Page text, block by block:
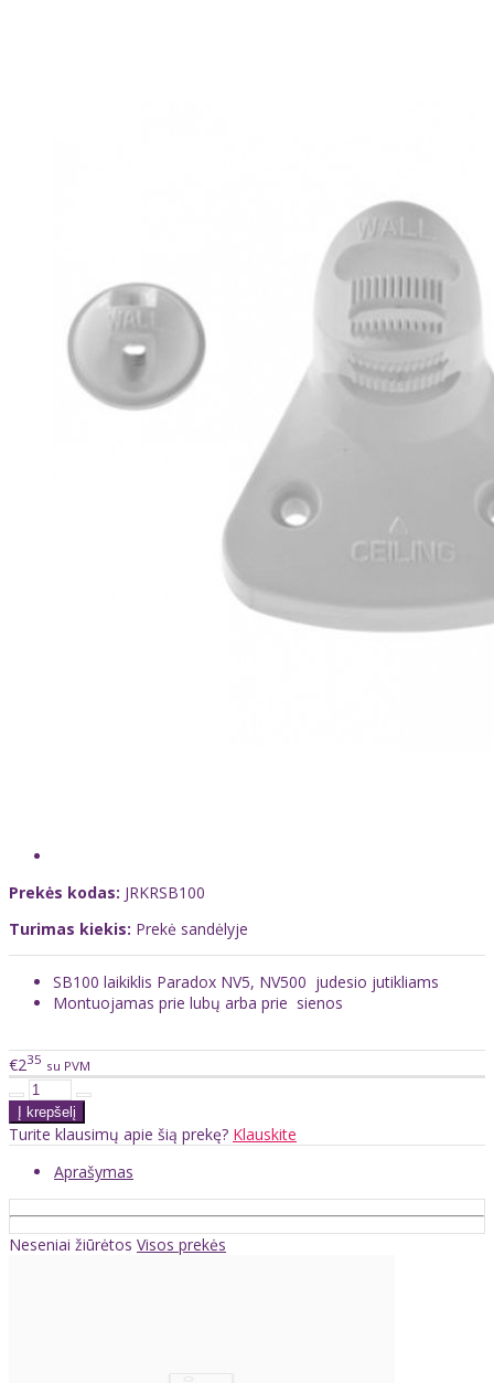
Prekės kodas: JRKRSB100
Turimas kiekis: Prekė sandėlyje
SB100 laikiklis Paradox NV5, NV500 judesio jutikliams
Montuojamas prie lubų arba prie sienos
€235 su PVM
Turite klausimų apie šią prekę? Klauskite
Aprašymas
Neseniai žiūrėtos Visos prekės